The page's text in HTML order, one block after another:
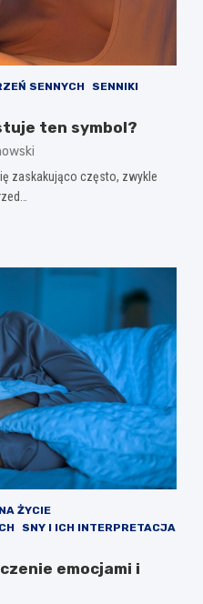
SENNYCH
SENNIKI
ten symbol?
zaskakująco często, zwykle
ŻYCIE
SNY I ICH INTERPRETACJA
emocjami i